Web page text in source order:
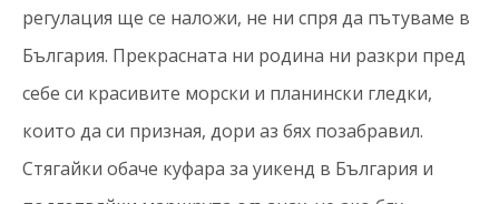
регулация ще се наложи, не ни спря да пътуваме в
България. Прекрасната ни родина ни разкри пред
себе си красивите морски и планински гледки,
които да си призная, дори аз бях позабравил.
Стягайки обаче куфара за уикенд в България и